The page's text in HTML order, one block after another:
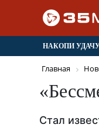
НАКОПИ
Главная
Стал